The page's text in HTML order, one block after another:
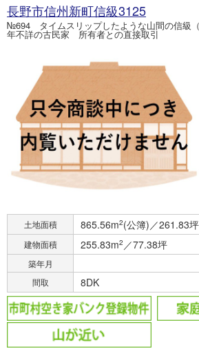
長野市信州新町信級3125
№694 タイムスリップしたような山間の信級
年不詳の古民家 所有者との直接取引
土地面積 865.56m2(公簿)／261.83坪
建物面積 255.83m2 ／77.38坪
築年月
間取
8DK